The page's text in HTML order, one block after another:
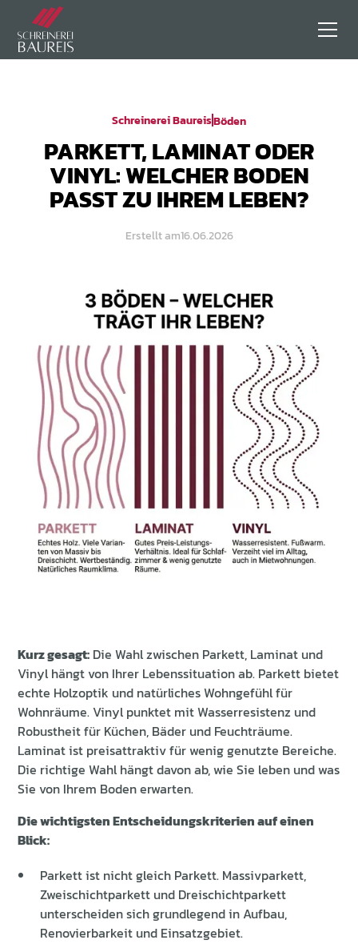
Schreinerei BaureisBöden
PARKETT, LAMINAT ODER
VINYL: WELCHER BODEN
PASST ZU IHREM LEBEN?
Erstellt am16.06.2026
Kurz gesagt: Die Wahl zwischen Parkett, Laminat und
Vinyl hängt von Ihrer Lebenssituation ab. Parkett bietet
echte Holzoptik und natürliches Wohngefühl für
Wohnräume. Vinyl punktet mit Wasserresistenz und
Robustheit für Küchen, Bäder und Feuchträume.
Laminat ist preisattraktiv für wenig genutzte Bereiche.
Die richtige Wahl hängt davon ab, wie Sie leben und was
Sie von Ihrem Boden erwarten.
Die wichtigsten Entscheidungskriterien auf einen
Blick:
Parkett ist nicht gleich Parkett. Massivparkett,
Zweischichtparkett und Dreischichtparkett
unterscheiden sich grundlegend in Aufbau,
Renovierbarkeit und Einsatzgebiet.